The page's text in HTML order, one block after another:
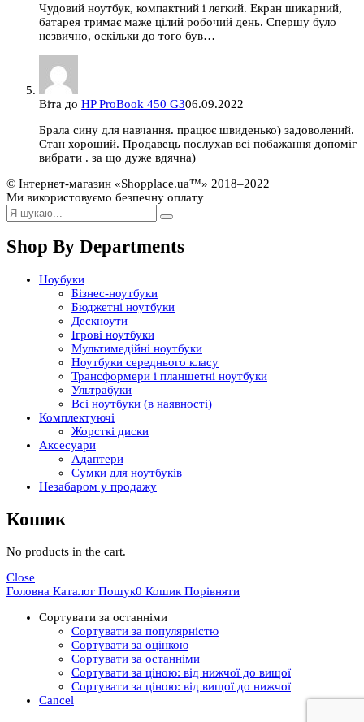
Чудовий ноутбук, компактний і легкий. Екран шикарний,
батарея тримає маже цілий робочий день. Спершу було
незвично, оскільки до того був…
Віта до HP ProBook 450 G306.09.2022
Брала сину для навчання. працює швиденько) задоволений.
Стан хороший. Продавець послухав всі побажання допоміг
вибрати . за що дуже вдячна)
© Інтернет-магазин «Shopplace.ua™» 2018–2022
Ми використовуємо безпечну оплату
Shop By Departments
Ноубуки
Бізнес-ноутбуки
Бюджетні ноутбуки
Дескноути
Ігрові ноутбуки
Мультимедійні ноутбуки
Ноутбуки середнього класу
Трансформери і планшетні ноутбуки
Ультрабуки
Всі ноутбуки (в наявності)
Комплектуючі
Жорсткі диски
Аксесуари
Адаптери
Сумки для ноутбуків
Незабаром у продажу
Кошик
No products in the cart.
Close
Головна Каталог Пошук0 КошикПорівняти
Сортувати за останніми
Сортувати за популярністю
Сортувати за оцінкою
Сортувати за останніми
Сортувати за ціною: від нижчої до вищої
Сортувати за ціною: від вищої до нижчої
Cancel